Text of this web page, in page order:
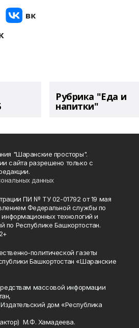
Рубрика "Еда и
напитки"
"Шаранские просторы".
сайта разрешено только с
данных
ПИ № ТУ 02-01792 от 19 мая
Федеральной службы по
технологий и
по Республике Башкортостан.
политической газеты
Башкортостан «Шаранские
массовой информации
дом «Республика
М.Ф. Хамадеева.